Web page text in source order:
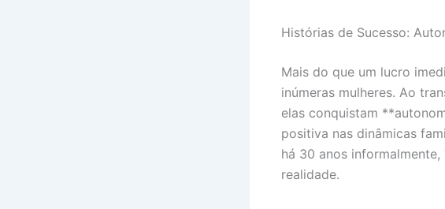
Histórias de Sucesso:
Mais do que um lucro
inúmeras mulheres. Ao
elas conquistam
positiva nas dinâmicas
há 30 anos
realidade.